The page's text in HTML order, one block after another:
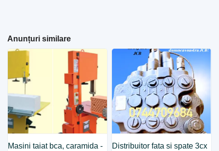
Anunțuri similare
Masini taiat bca, caramida -
Distribuitor fata si spate 3cx